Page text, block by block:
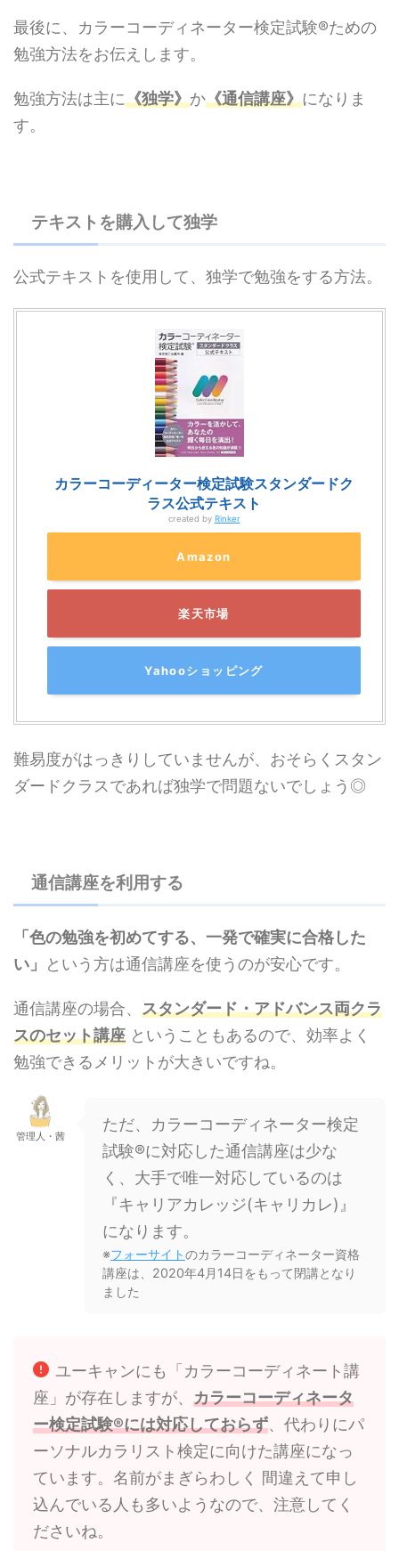
最後に、カラーコーディネーター検定試験®ための
勉強方法をお伝えします。
勉強方法は主に《独学》か《通信講座》になりま
す。
テキストを購入して独学
公式テキストを使用して、独学で勉強をする方法。
カラーコーディーター検定試験スタンダードク
ラス公式テキスト
created by Rinker
Amazon
楽天市場
Yahooショッピング
難易度がはっきりしていませんが、おそらくスタン
ダードクラスであれば独学で問題ないでしょう◎
通信講座を利用する
「色の勉強を初めてする、一発で確実に合格した
い」
という方は通信講座を使うのが安心です。
通信講座の場合、 スタンダード・アドバンス両クラ
スのセット講座 ということもあるので、効率よく
勉強できるメリットが大きいですね。
管理人・茜
ただ、カラーコーディネーター検定
試験®に対応した通信講座は少な
く、大手で唯一対応しているのは
『キャリアカレッジ(キャリカレ)』
になります。
※フォーサイトのカラーコーディネーター資格
講座は、2020年4月14日をもって閉講となり
ました
ユーキャンにも
「カラーコーディネート講
座」が存在しますが、 カラーコーディネータ
ー検定試験®には対応しておらず、代わりにパ
ーソナルカラリスト検定に向けた講座になっ
ています。名前がまぎらわしく 間違えて申し
込んでいる人も多いようなので、注意してく
ださいね。